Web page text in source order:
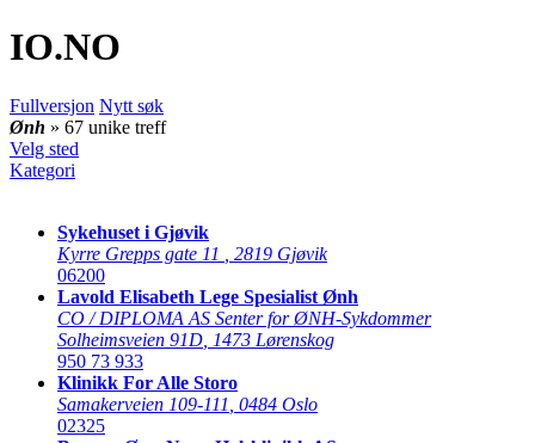
IO.NO
Fullversjon Nytt søk
Ønh » 67 unike treff
Velg sted
Kategori
Sykehuset i Gjøvik
Kyrre Grepps gate 11
2819 Gjøvik
06200
Lavold Elisabeth Lege Spesialist Ønh
CO / DIPLOMA AS Senter for ØNH-Sykdommer
Solheimsveien 91D 1473 Lørenskog
950 73 933
Klinikk For Alle Storo
Samakerveien 109-111 0484 Oslo
02325